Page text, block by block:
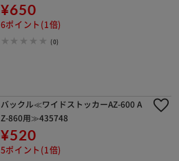
¥650
6ポイント(1倍)
(0)
バックル≪ワイドストッカーAZ-600 A
Z-860用≫435748
¥520
5ポイント(1倍)